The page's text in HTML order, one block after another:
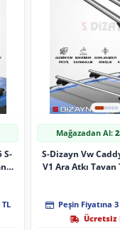
S-
Mağazadan Al:
S-Dizayn Vw
V1 Ara Atkı Tavan
Peşin Fiyatına
Ücretsiz